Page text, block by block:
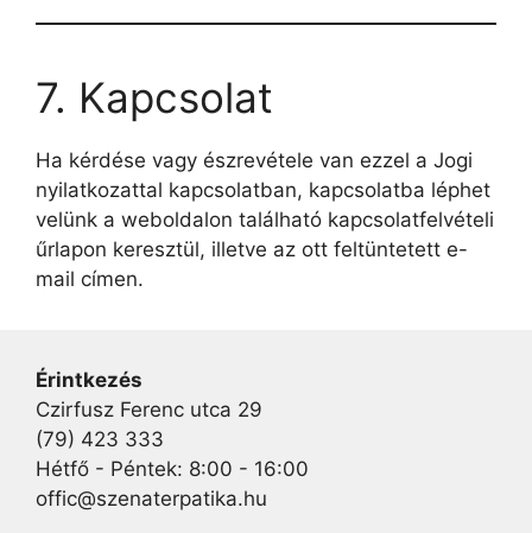
7. Kapcsolat
Ha kérdése vagy észrevétele van ezzel a Jogi
nyilatkozattal kapcsolatban, kapcsolatba léphet
velünk a weboldalon található kapcsolatfelvételi
űrlapon keresztül, illetve az ott feltüntetett e-
mail címen.
Érintkezés
Czirfusz Ferenc utca 29
(79) 423 333
Hétfő - Péntek: 8:00 - 16:00
offic@szenaterpatika.hu